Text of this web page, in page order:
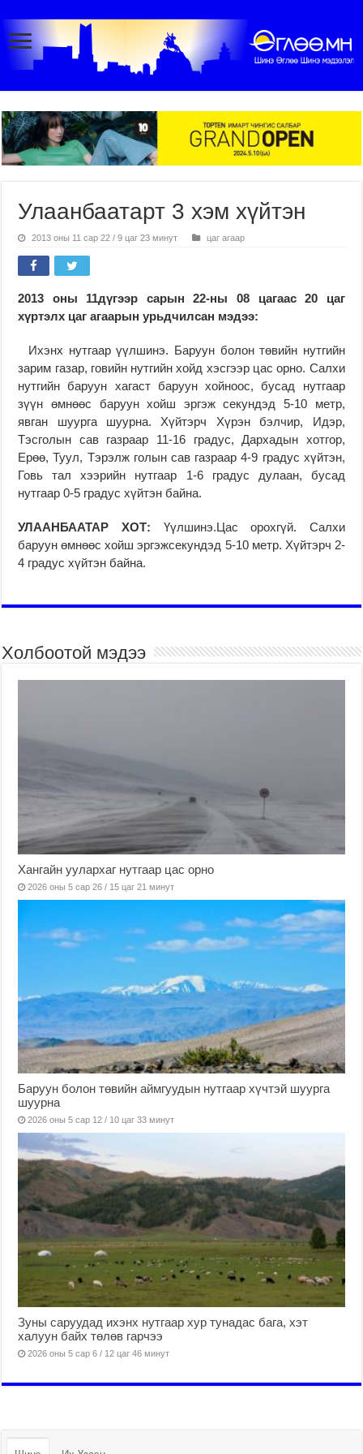
Улаанбаатарт 3 хэм хүйтэн
2013 оны 11 сар 22 / 9 цаг 23 минут цаг агаар
2013 оны 11дүгээр сарын 22-ны 08 цагаас 20 цаг
хүртэлх цаг агаарын урьдчилсан мэдээ:
Ихэнх нутгаар үүлшинэ. Баруун болон төвийн нутгийн
зарим газар, говийн нутгийн хойд хэсгээр цас орно. Салхи
нутгийн баруун хагаст баруун хойноос, бусад нутгаар
зүүн өмнөөс баруун хойш эргэж секундэд 5-10 метр,
явган шуурга шуурна. Хүйтэрч Хүрэн бэлчир, Идэр,
Тэсголын сав газраар 11-16 градус, Дархадын хотгор,
Ерөө, Туул, Тэрэлж голын сав газраар 4-9 градус хүйтэн,
Говь тал хээрийн нутгаар 1-6 градус дулаан, бусад
нутгаар 0-5 градус хүйтэн байна.
УЛААНБААТАР ХОТ: Үүлшинэ.Цас орохгүй. Салхи
баруун өмнөөс хойш эргэжсекундэд 5-10 метр. Хүйтэрч 2-
4 градус хүйтэн байна.
Холбоотой мэдээ
Хангайн уулархаг нутгаар цас орно
2026 оны 5 сар 26 / 15 цаг 21 минут
Баруун болон төвийн аймгуудын нутгаар хүчтэй шуурга
шуурна
2026 оны 5 сар 12 / 10 цаг 33 минут
Зуны саруудад ихэнх нутгаар хур тунадас бага, хэт
халуун байх төлөв гарчээ
2026 оны 5 сар 6 / 12 цаг 46 минут